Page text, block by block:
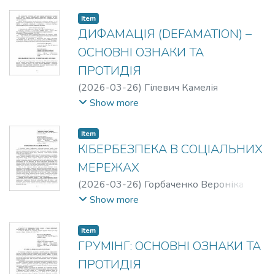
Item
ДИФАМАЦІЯ (DEFAMATION) –
ОСНОВНІ ОЗНАКИ ТА
ПРОТИДІЯ
(2026-03-26) Гілевич Камелія
Валеріївна
Show more
Item
КІБЕРБЕЗПЕКА В СОЦІАЛЬНИХ
МЕРЕЖАХ
(2026-03-26) Горбаченко Вероніка
Романівна
Show more
Item
ГРУМІНГ: ОСНОВНІ ОЗНАКИ ТА
ПРОТИДІЯ